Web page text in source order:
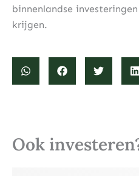
binnenlandse
krijgen.
Ook